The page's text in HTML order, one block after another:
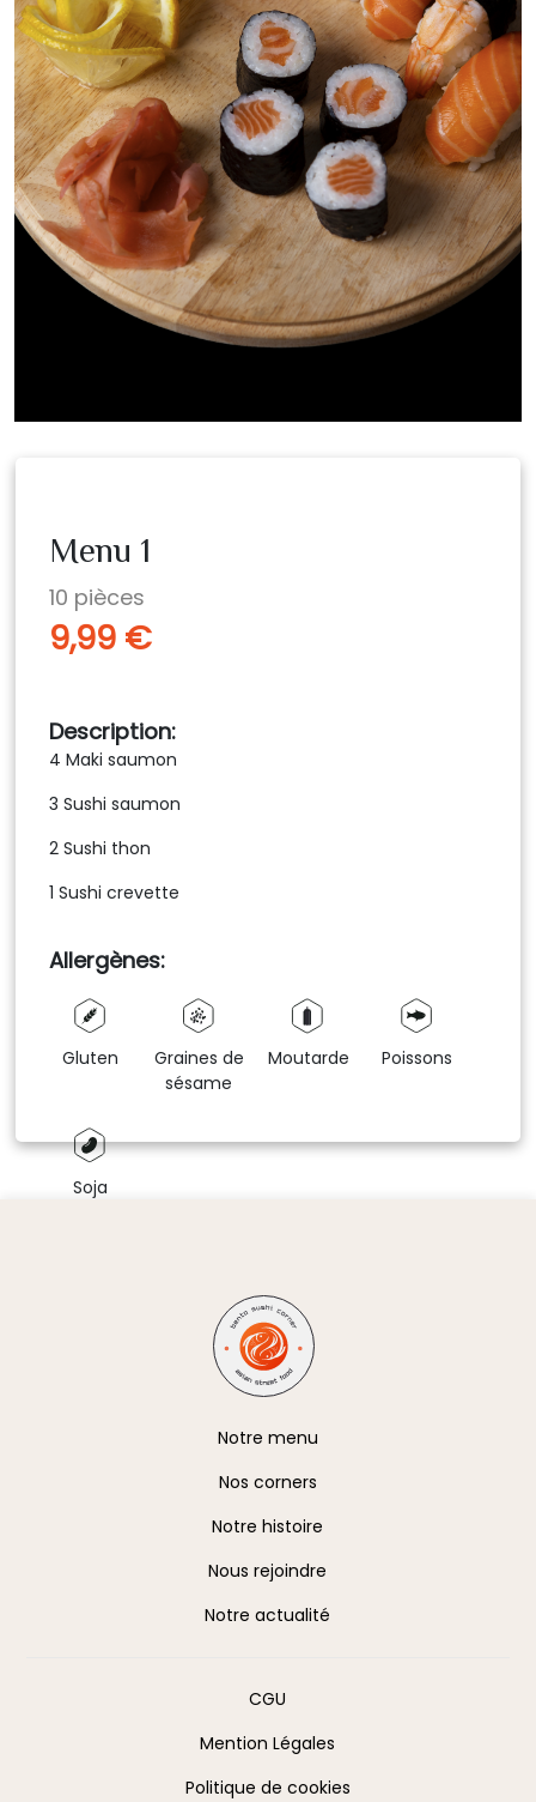
Menu 1
10 pièces
9,99 €
Description
4 Maki saumon
3 Sushi saumon
2 Sushi thon
1 Sushi crevette
Allergènes
Gluten
Graines de
sésame
Moutarde Poissons
Soja
A propos
Notre menu
Nos corners
Notre histoire
Nous rejoindre
Notre actualité
Information
CGU
Mention Légales
Politique de cookies